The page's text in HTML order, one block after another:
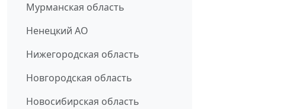
Мурманская область
Ненецкий АО
Нижегородская область
Новгородская область
Новосибирская область